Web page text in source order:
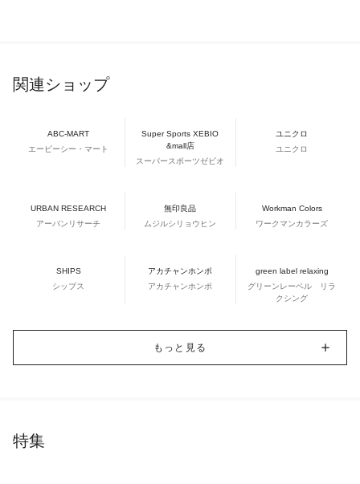
関連ショップ
ABC-MART
エービーシー・マート
Super Sports XEBIO
&mall店
スーパースポーツゼビオ
ユニクロ
ユニクロ
URBAN RESEARCH
アーバンリサーチ
無印良品
ムジルシリョウヒン
Workman Colors
ワークマンカラーズ
SHIPS
シップス
アカチャンホンポ
アカチャンホンポ
green label relaxing
グリーンレーベル リラ
クシング
もっと見る
特集